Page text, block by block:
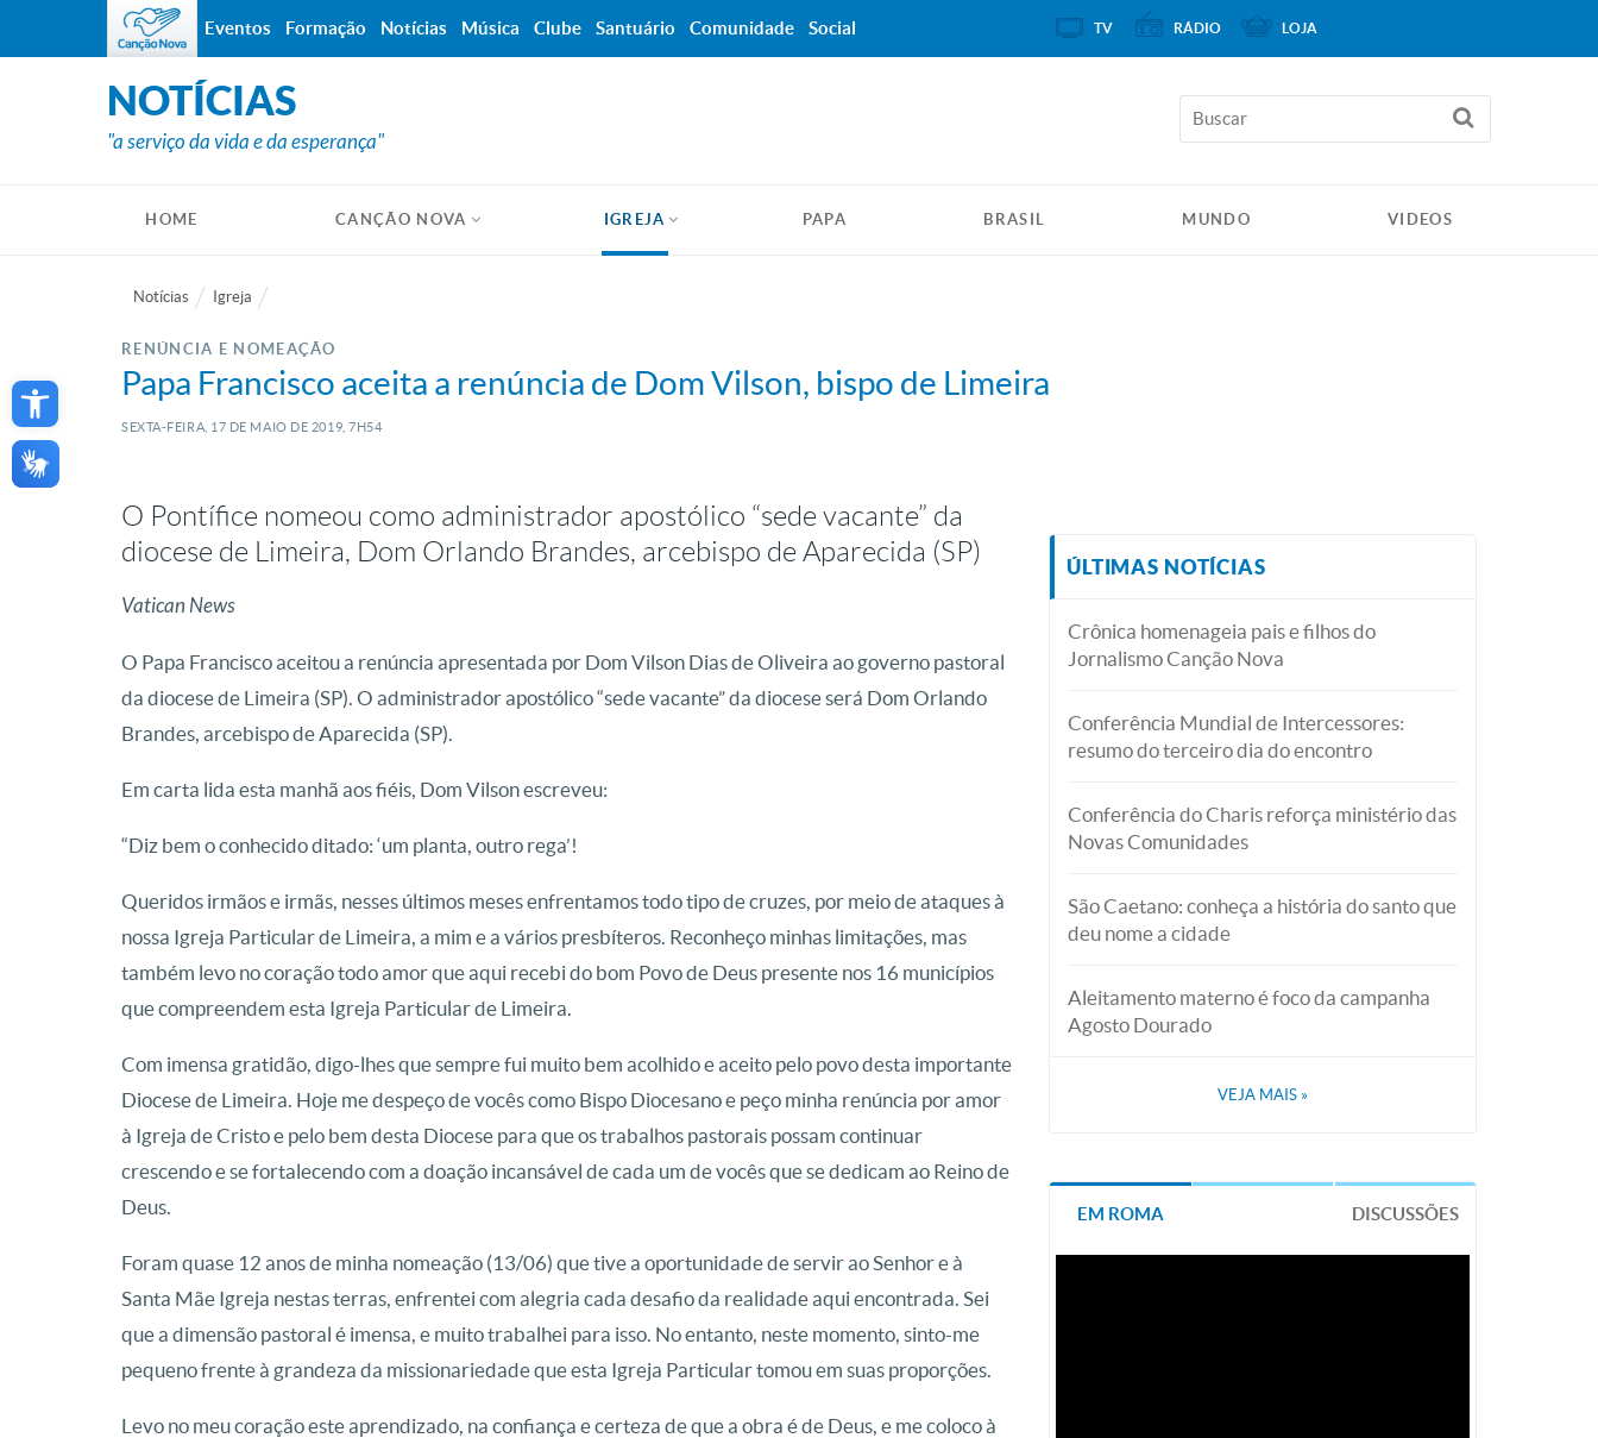
Open toolbar
NOTÍCIAS
"a serviço da vida e da esperança"
HOME CANÇÃO NOVA IGREJA PAPA BRASIL MUNDO VIDEOS
Notícias Igreja
RENÚNCIA E NOMEAÇÃO
Papa Francisco aceita a renúncia de Dom Vilson, bispo de Limeira
SEXTA-FEIRA, 17 DE MAIO DE 2019, 7H54
O Pontífice nomeou como administrador apostólico “sede vacante” da
diocese de Limeira, Dom Orlando Brandes, arcebispo de Aparecida (SP)
Vatican News
O Papa Francisco aceitou a renúncia apresentada por Dom Vilson Dias de Oliveira ao governo pastoral
da diocese de Limeira (SP). O administrador apostólico “sede vacante” da diocese será Dom Orlando
Brandes, arcebispo de Aparecida (SP).
Em carta lida esta manhã aos fiéis, Dom Vilson escreveu:
“Diz bem o conhecido ditado: ‘um planta, outro rega’!
Queridos irmãos e irmãs, nesses últimos meses enfrentamos todo tipo de cruzes, por meio de ataques à
nossa Igreja Particular de Limeira, a mim e a vários presbíteros. Reconheço minhas limitações, mas
também levo no coração todo amor que aqui recebi do bom Povo de Deus presente nos 16 municípios
que compreendem esta Igreja Particular de Limeira.
Com imensa gratidão, digo-lhes que sempre fui muito bem acolhido e aceito pelo povo desta importante
Diocese de Limeira. Hoje me despeço de vocês como Bispo Diocesano e peço minha renúncia por amor
à Igreja de Cristo e pelo bem desta Diocese para que os trabalhos pastorais possam continuar
crescendo e se fortalecendo com a doação incansável de cada um de vocês que se dedicam ao Reino de
Deus.
Foram quase 12 anos de minha nomeação (13/06) que tive a oportunidade de servir ao Senhor e à
Santa Mãe Igreja nestas terras, enfrentei com alegria cada desafio da realidade aqui encontrada. Sei
que a dimensão pastoral é imensa, e muito trabalhei para isso. No entanto, neste momento, sinto-me
pequeno frente à grandeza da missionariedade que esta Igreja Particular tomou em suas proporções.
Levo no meu coração este aprendizado, na confiança e certeza de que a obra é de Deus, e me coloco à
ÚLTIMAS NOTÍCIAS
Crônica homenageia pais e filhos do
Jornalismo Canção Nova
Conferência Mundial de Intercessores:
resumo do terceiro dia do encontro
Conferência do Charis reforça ministério das
Novas Comunidades
São Caetano: conheça a história do santo que
deu nome a cidade
Aleitamento materno é foco da campanha
Agosto Dourado
VEJA MAIS »
EM ROMA DISCUSSÕES
Eventos Formação Notícias Música Clube Santuário Comunidade Social TV RÁDIO LOJA